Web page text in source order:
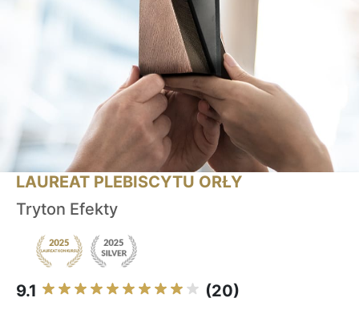
LAUREAT PLEBISCYTU ORŁY
Tryton Efekty
9.1 (20)